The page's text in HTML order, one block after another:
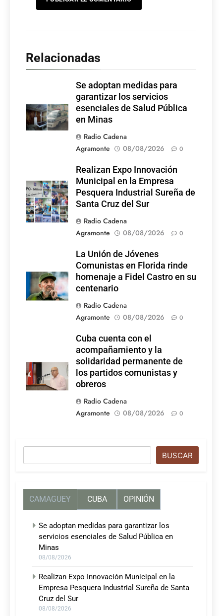
Relacionadas
Se adoptan medidas para
garantizar los servicios
esenciales de Salud Pública
en Minas
Radio Cadena
Agramonte
08/08/2026 0
Realizan Expo Innovación
Municipal en la Empresa
Pesquera Industrial Sureña de
Santa Cruz del Sur
Radio Cadena
Agramonte
08/08/2026 0
La Unión de Jóvenes
Comunistas en Florida rinde
homenaje a Fidel Castro en su
centenario
Radio Cadena
Agramonte
08/08/2026 0
Cuba cuenta con el
acompañamiento y la
solidaridad permanente de
los partidos comunistas y
obreros
Radio Cadena
Agramonte
08/08/2026 0
BUSCAR
CAMAGUEY CUBA OPINIÓN
Se adoptan medidas para garantizar los
servicios esenciales de Salud Pública en
Minas
08/08/2026
Realizan Expo Innovación Municipal en la
Empresa Pesquera Industrial Sureña de Santa
Cruz del Sur
08/08/2026